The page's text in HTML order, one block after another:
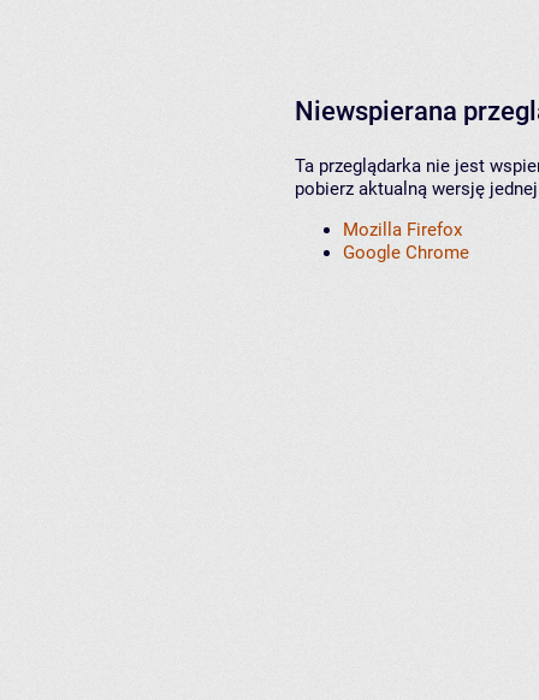
Niewspierana
Ta przeglądarka nie jest
pobierz aktualną wersję
Mozilla Firefox
Google Chrome